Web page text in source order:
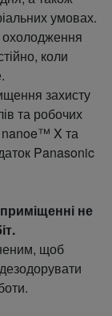
умовах.
коли
захисту
та робочих
nanoe™ X та
Panasonic
не
щоб